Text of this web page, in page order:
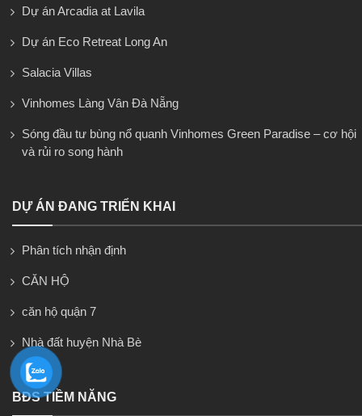
Dự án Arcadia at Lavila
Dự án Eco Retreat Long An
Salacia Villas
Vinhomes Làng Vân Đà Nẵng
Sóng đầu tư bùng nổ quanh Vinhomes Green Paradise – cơ hội
và rủi ro song hành
DỰ ÁN ĐANG TRIỂN KHAI
Phân tích nhận định
CĂN HỘ
căn hộ quận 7
Nhà đất huyện Nhà Bè
BĐS TIỀM NĂNG